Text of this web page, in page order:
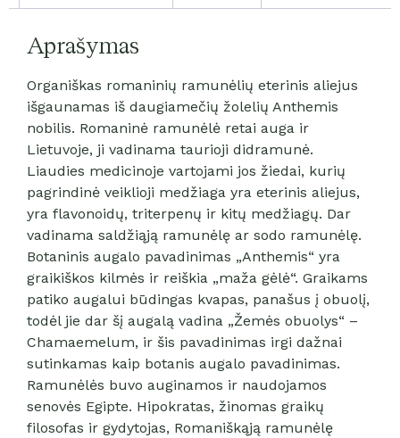
Aprašymas
Organiškas romaninių ramunėlių eterinis aliejus
išgaunamas iš daugiamečių žolelių Anthemis
nobilis. Romaninė ramunėlė retai auga ir
Lietuvoje, ji vadinama taurioji didramunė.
Liaudies medicinoje vartojami jos žiedai, kurių
pagrindinė veiklioji medžiaga yra eterinis aliejus,
yra flavonoidų, triterpenų ir kitų medžiagų. Dar
vadinama saldžiąją ramunėlę ar sodo ramunėlę.
Botaninis augalo pavadinimas „Anthemis“ yra
graikiškos kilmės ir reiškia „maža gėlė“. Graikams
patiko augalui būdingas kvapas, panašus į obuolį,
todėl jie dar šį augalą vadina „Žemės obuolys“ –
Chamaemelum, ir šis pavadinimas irgi dažnai
sutinkamas kaip botanis augalo pavadinimas.
Ramunėlės buvo auginamos ir naudojamos
senovės Egipte. Hipokratas, žinomas graikų
filosofas ir gydytojas, Romaniškąją ramunėlę